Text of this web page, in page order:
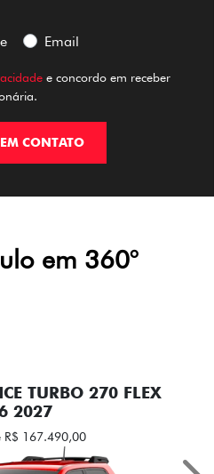
Email
e concordo em receber
CONTATO
em 360°
TURBO 270 FLEX
2027
R$ 167.490,00